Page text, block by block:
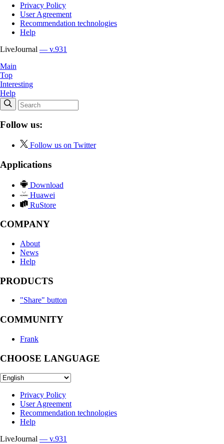
Privacy Policy
User Agreement
Recommendation technologies
Help
LiveJournal — v.931
Main
Top
Interesting
Help
Follow us:
Follow us on Twitter
Applications
Download
Huawei
RuStore
COMPANY
About
News
Help
PRODUCTS
"Share" button
COMMUNITY
Frank
CHOOSE LANGUAGE
Privacy Policy
User Agreement
Recommendation technologies
Help
LiveJournal — v.931